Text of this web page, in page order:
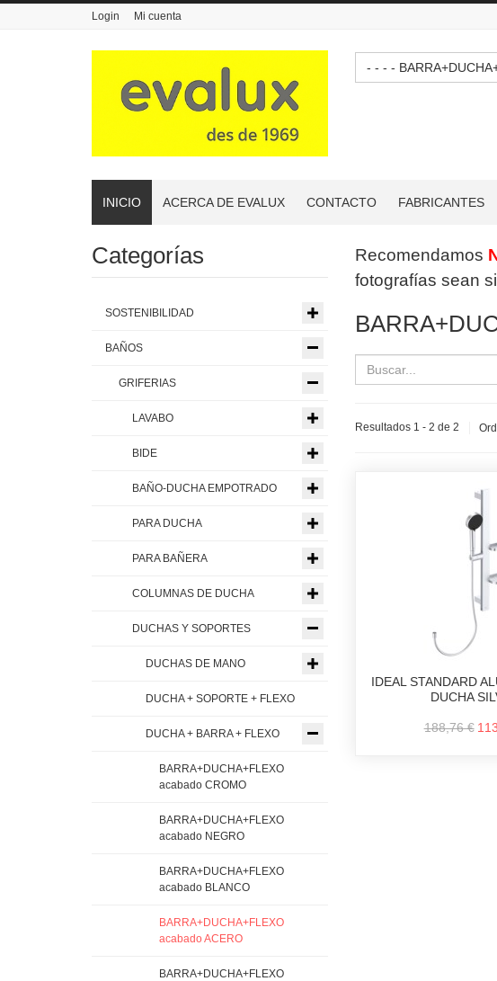
Login Mi cuenta
- - - -
INICIO ACERCA DE EVALUX CONTACTO FABRICANTES
Recomendamos
fotografías sean
Resultados 1 - 2 de 2
IDEAL STANDARD
DUCHA
188,76 €
Categorías
SOSTENIBILIDAD
BAÑOS
GRIFERIAS
LAVABO
BIDE
BAÑO-DUCHA EMPOTRADO
PARA DUCHA
PARA BAÑERA
COLUMNAS DE DUCHA
DUCHAS Y SOPORTES
DUCHAS DE MANO
DUCHA + SOPORTE + FLEXO
DUCHA + BARRA + FLEXO
BARRA+DUCHA+FLEXO
acabado CROMO
BARRA+DUCHA+FLEXO
acabado NEGRO
BARRA+DUCHA+FLEXO
acabado BLANCO
BARRA+DUCHA+FLEXO
acabado ACERO
BARRA+DUCHA+FLEXO